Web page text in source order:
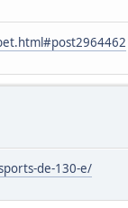
de-130-e/